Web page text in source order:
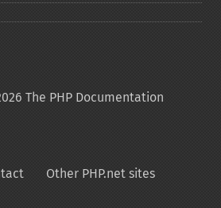
The PHP Documentation
Other PHP.net sites